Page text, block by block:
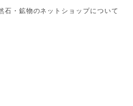
・鉱物のネットショップについて